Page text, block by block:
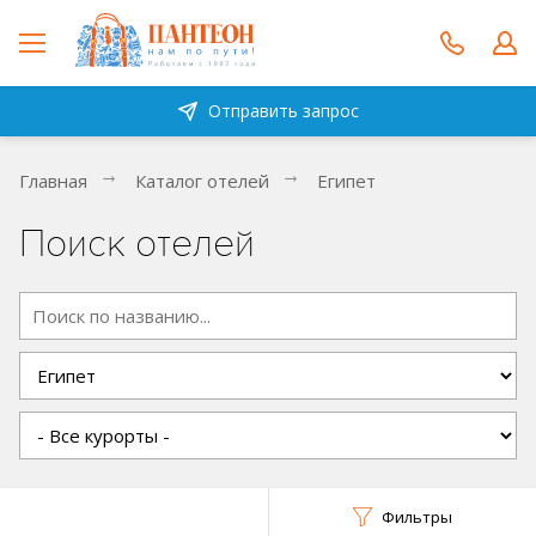
Отправить запрос
Главная Каталог отелей Египет
Поиск отелей
Фильтры